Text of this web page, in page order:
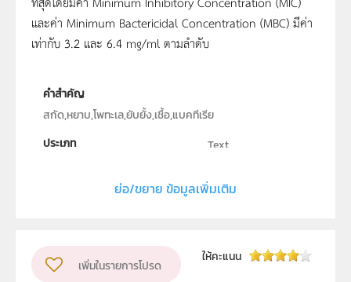
และค่า Minimum Bactericidal Concentration (MBC) มีค่า
เท่ากับ 3.2 และ 6.4 mg/ml ตามลำดับ
คำสำคัญ
สกัด,หยาบ,โพทะเล,ยับยั้ง,เชื้อ,แบคทีเรีย
ประเภท
Text
ระดับชั้น
ม.4, ม.5, ม.6
ย่อ/ขยาย ข้อมูลเพิ่มเติม
เพิ่มในรายการโปรด
ให้คะแนน